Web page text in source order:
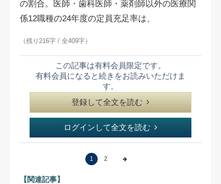
の割合。医師・歯科医師・薬剤師以外の医療関
係12職種の24年度の定員充足率は、
（残り216字 / 全409字）
この記事は有料会員限定です。
有料会員になると続きをお読みいただけま
す。
登録して全文を読む
ログインして全文を読む
1 2
【関連記事】